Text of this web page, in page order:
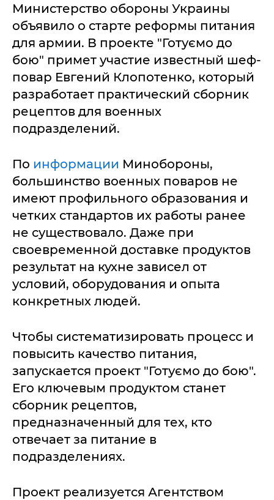
Министерство обороны Украины
объявило о старте реформы питания
для армии. В проекте "Готуємо до
бою" примет участие известный шеф-
повар Евгений Клопотенко, который
разработает практический сборник
рецептов для военных
подразделений.
По информации Минобороны,
большинство военных поваров не
имеют профильного образования и
четких стандартов их работы ранее
не существовало. Даже при
своевременной доставке продуктов
результат на кухне зависел от
условий, оборудования и опыта
конкретных людей.
Чтобы систематизировать процесс и
повысить качество питания,
запускается проект "Готуємо до бою".
Его ключевым продуктом станет
сборник рецептов,
предназначенный для тех, кто
отвечает за питание в
подразделениях.
Проект реализуется Агентством